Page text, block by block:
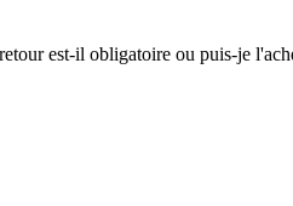
est-il obligatoire ou puis-je